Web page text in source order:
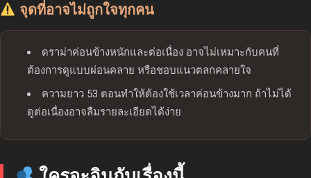
จุดที่อาจไม่ถูกใจทุกคน
ดราม่าค่อนข้างหนักและต่อเนื่อง อาจไม่เหมาะกับคนที่
ต้องการดูแบบผ่อนคลาย หรือชอบแนวตลกคลายใจ
ความยาว 53 ตอนทำให้ต้องใช้เวลาค่อนข้างมาก ถ้าไม่ได้
ดูต่อเนื่องอาจลืมรายละเอียดได้ง่าย